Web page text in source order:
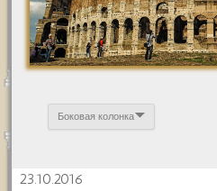
Боковая колонка
23.10.2016